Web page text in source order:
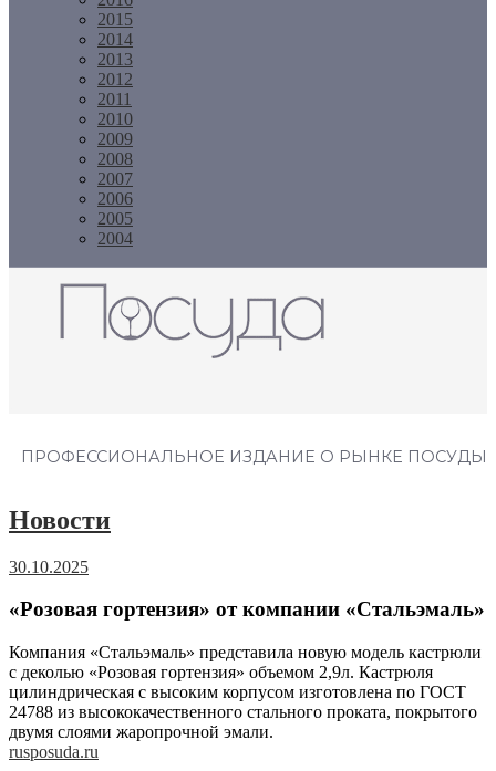
2015
2014
2013
2012
2011
2010
2009
2008
2007
2006
2005
2004
ПРОФЕССИОНАЛЬНОЕ ИЗДАНИЕ О РЫНКЕ ПОСУДЫ
Новости
30.10.2025
«Розовая гортензия» от компании «Стальэмаль»
Компания «Стальэмаль» представила новую модель кастрюли
с деколью «Розовая гортензия» объемом 2,9л. Кастрюля
цилиндрическая с высоким корпусом изготовлена по ГОСТ
24788 из высококачественного стального проката, покрытого
двумя слоями жаропрочной эмали.
rusposuda.ru